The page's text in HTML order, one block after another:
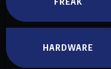
HARDWARE